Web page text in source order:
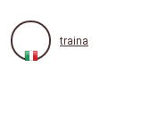
traina